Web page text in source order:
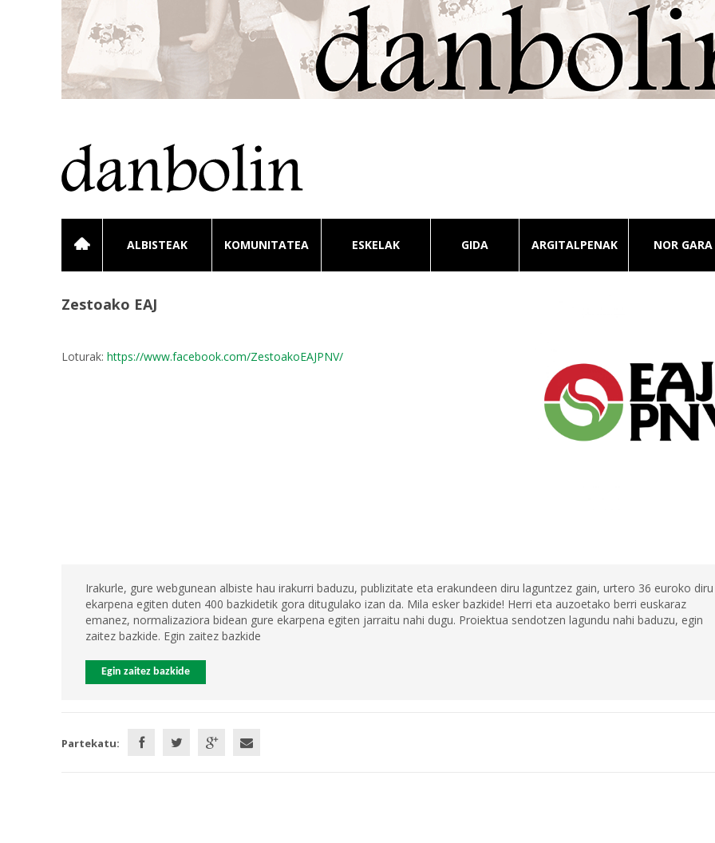
ALBISTEAK KOMUNITATEA ESKELAK GIDA ARGITALPENAK NOR GARA
Zestoako EAJ
Loturak: https://www.facebook.com/ZestoakoEAJPNV/
Irakurle, gure webgunean albiste hau irakurri baduzu, publizitate eta erakundeen diru laguntzez gain, urtero 36 euroko diru
ekarpena egiten duten 400 bazkidetik gora ditugulako izan da. Mila esker bazkide! Herri eta auzoetako berri euskaraz
emanez, normalizaziora bidean gure ekarpena egiten jarraitu nahi dugu. Proiektua sendotzen lagundu nahi baduzu, egin
zaitez bazkide. Egin zaitez bazkide
Egin zaitez bazkide
Partekatu: